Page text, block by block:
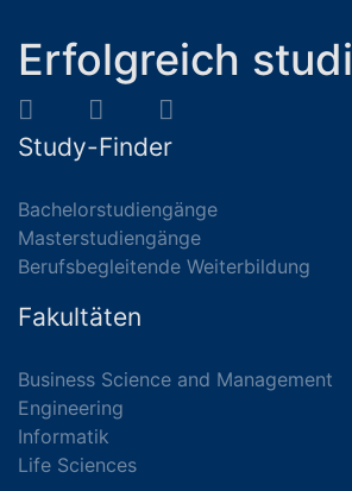
Erfolgreich
Study-Finder
Bachelorstudiengänge
Masterstudiengänge
Berufsbegleitende Weiterbildung
Fakultäten
Business Science and Management
Engineering
Informatik
Life Sciences